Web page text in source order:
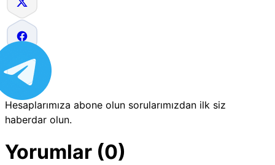
Hesaplarımıza abone olun sorularımızdan ilk siz
haberdar olun.
Yorumlar (0)